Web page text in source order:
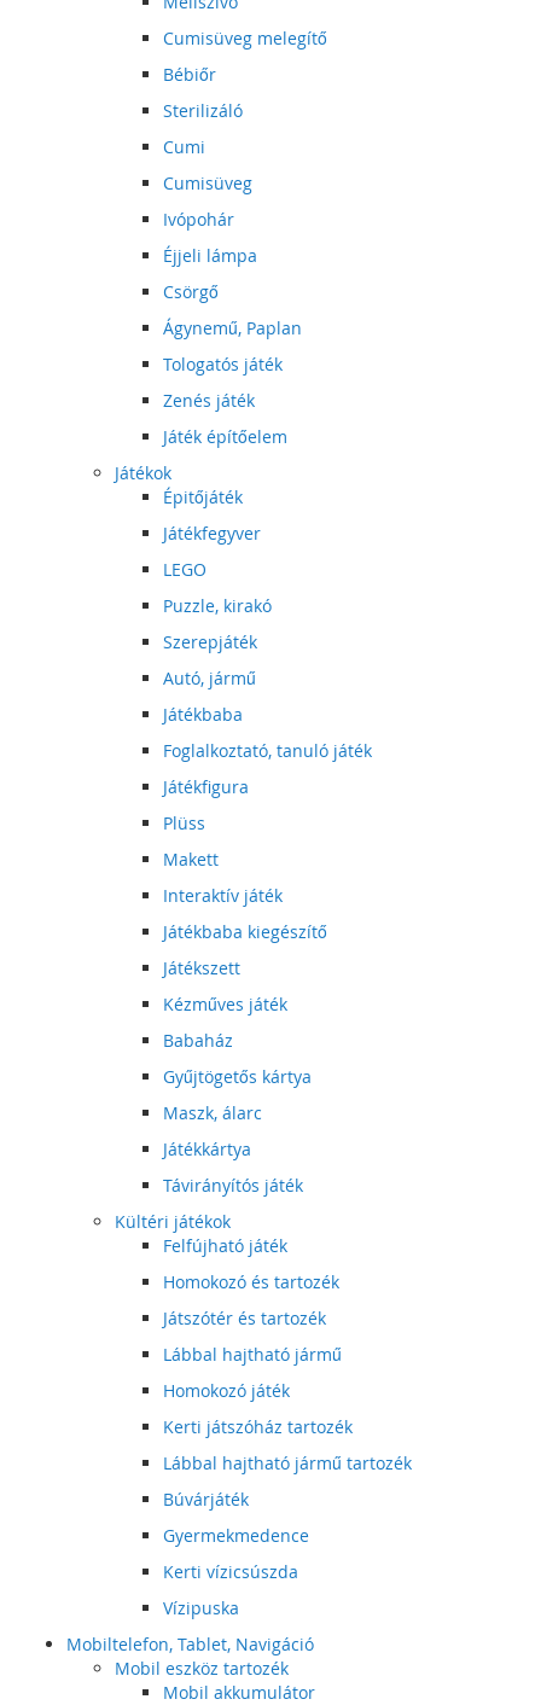
Cumisüveg melegítő
Bébiőr
Sterilizáló
Cumi
Cumisüveg
Ivópohár
Éjjeli lámpa
Csörgő
Ágynemű, Paplan
Tologatós játék
Zenés játék
Játék építőelem
Játékok
Épitőjáték
Játékfegyver
LEGO
Puzzle, kirakó
Szerepjáték
Autó, jármű
Játékbaba
Foglalkoztató, tanuló játék
Játékfigura
Plüss
Makett
Interaktív játék
Játékbaba kiegészítő
Játékszett
Kézműves játék
Babaház
Gyűjtögetős kártya
Maszk, álarc
Játékkártya
Távirányítós játék
Kültéri játékok
Felfújható játék
Homokozó és tartozék
Játszótér és tartozék
Lábbal hajtható jármű
Homokozó játék
Kerti játszóház tartozék
Lábbal hajtható jármű tartozék
Búvárjáték
Gyermekmedence
Kerti vízicsúszda
Vízipuska
Mobiltelefon, Tablet, Navigáció
Mobil eszköz tartozék
Mobil akkumulátor